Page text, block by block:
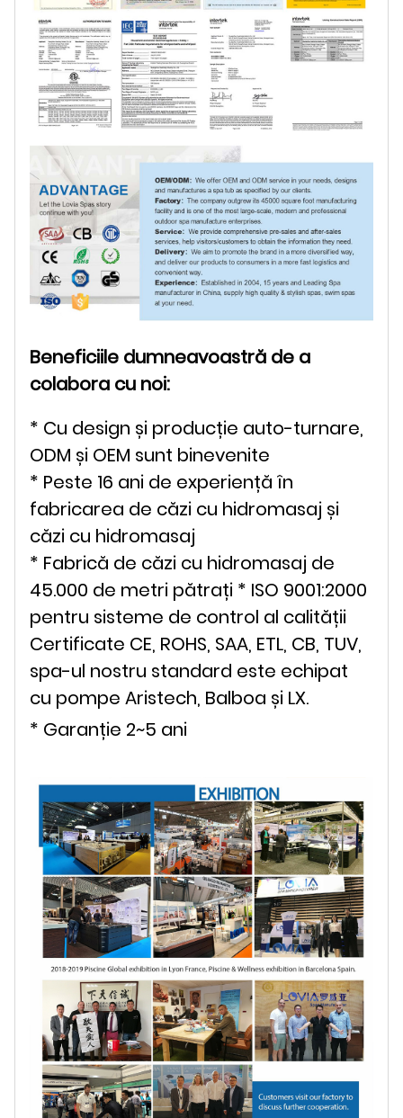
Beneficiile dumneavoastră de a
colabora cu noi:
* Cu design și producție auto-turnare,
ODM și OEM sunt binevenite
* Peste 16 ani de experiență în
fabricarea de căzi cu hidromasaj și
căzi cu hidromasaj
* Fabrică de căzi cu hidromasaj de
45.000 de metri pătrați * ISO 9001:2000
pentru sisteme de control al calității
Certificate CE, ROHS, SAA, ETL, CB, TUV,
spa-ul nostru standard este echipat
cu pompe Aristech, Balboa și LX.
* Garanție 2~5 ani